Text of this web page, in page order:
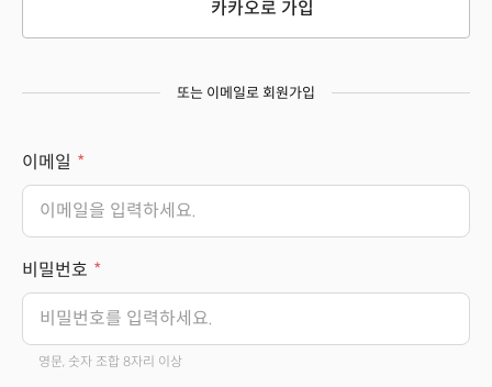
카카오로 가입
또는 이메일로 회원가입
이메일
비밀번호
영문, 숫자 조합 8자리 이상